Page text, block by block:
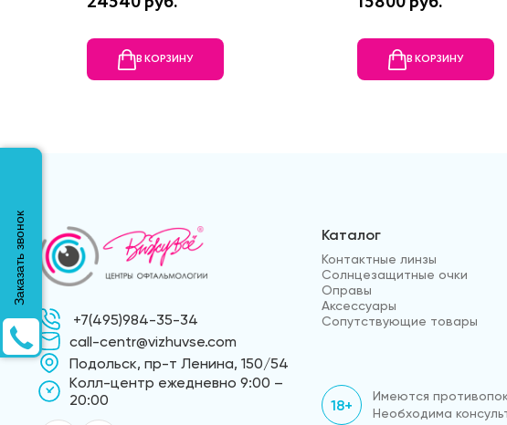
В КОРЗИНУ В КОРЗИНУ
+7(495)984-35-34
call-centr@vizhuvse.com
Подольск, пр-т Ленина, 150/54
Kолл-центр ежедневно 9:00 –
20:00
Каталог
Контактные линзы
Солнцезащитные очки
Оправы
Аксессуары
Сопутствующие товары
18+
Имеются
Необходима
Заказать звонок